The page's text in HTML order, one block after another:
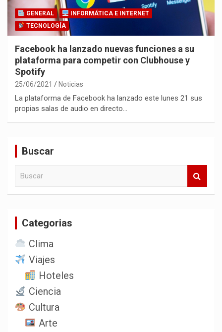
GENERAL
INFORMÁTICA E INTERNET
TECNOLOGÍA
Facebook ha lanzado nuevas funciones a su
plataforma para competir con Clubhouse y
Spotify
25/06/2021 Noticias
La plataforma de Facebook ha lanzado este lunes 21 sus
propias salas de audio en directo…
Buscar
Categorias
Clima
Viajes
Hoteles
Ciencia
Cultura
Arte